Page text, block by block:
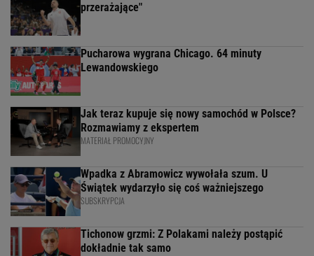
przerażające"
Pucharowa wygrana Chicago. 64 minuty
Lewandowskiego
Jak teraz kupuje się nowy samochód w Polsce?
Rozmawiamy z ekspertem
MATERIAŁ PROMOCYJNY
Wpadka z Abramowicz wywołała szum. U
Świątek wydarzyło się coś ważniejszego
SUBSKRYPCJA
Tichonow grzmi: Z Polakami należy postąpić
dokładnie tak samo